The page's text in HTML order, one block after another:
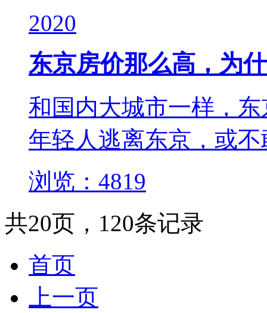
2020
东京房价那么高，为
和国内大城市一样，
年轻人逃离东京，或
浏览：4819
共20页，120条记录
首页
上一页